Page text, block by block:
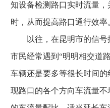
知设备检测路口实时流量，
时，从而提高路口通行效率
以往，在昆明市的信号
市民经常遇到“明明相交道
车辆还是要多等很长时间
现路口的各个方向车流量